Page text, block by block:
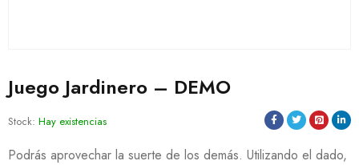
Juego Jardinero – DEMO
Stock: Hay existencias
Podrás aprovechar la suerte de los demás. Utilizando el dado,